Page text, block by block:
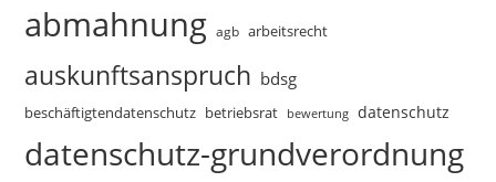
abmahnung agb arbeitsrecht
auskunftsanspruch bdsg
beschäftigtendatenschutz betriebsrat bewertung datenschutz
datenschutz-grundverordnung